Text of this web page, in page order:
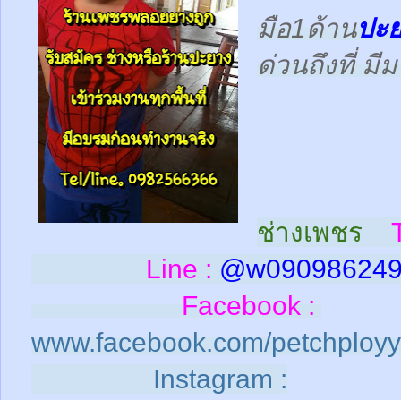
มือ1ด้านปะ
ด่วนถึงที่ มี
ช่างเพชร
Line : @w
Facebook :
www.facebook.com/
Instagram :